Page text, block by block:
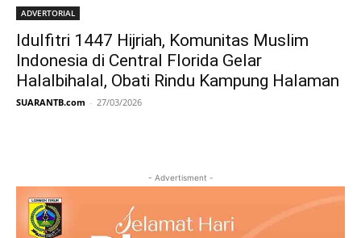
ADVERTORIAL
Idulfitri 1447 Hijriah, Komunitas Muslim
Indonesia di Central Florida Gelar
Halalbihalal, Obati Rindu Kampung Halaman
SUARANTB.com - 27/03/2026
- Advertisment -